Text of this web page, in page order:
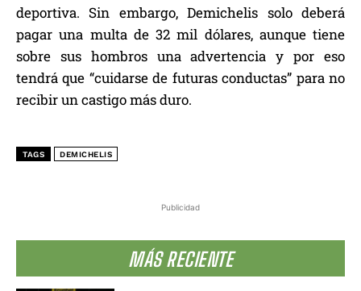
Publicidad
MÁS RECIENTE
deportiva. Sin embargo, Demichelis solo deberá
pagar una multa de 32 mil dólares, aunque tiene
sobre sus hombros una advertencia y por eso
tendrá que “cuidarse de futuras conductas” para no
recibir un castigo más duro.
TAGS DEMICHELIS